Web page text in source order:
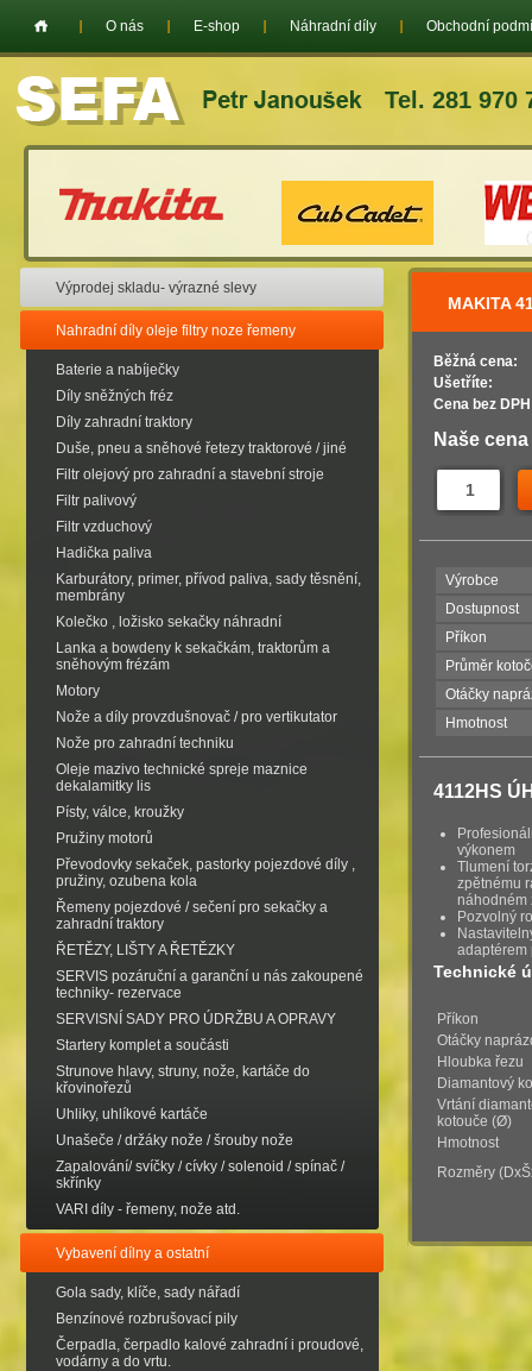
Tel. 281 970
O nás E-shop Náhradní díly Obchodní
Výprodej skladu- výrazné slevy
Nahradní díly oleje filtry noze řemeny
Baterie a nabíječky
Díly sněžných fréz
Díly zahradní traktory
Duše, pneu a sněhové řetezy traktorové / jiné
Filtr olejový pro zahradní a stavební stroje
Filtr palivový
Filtr vzduchový
Hadička paliva
Karburátory, primer, přívod paliva, sady těsnění,
membrány
Kolečko , ložisko sekačky náhradní
Lanka a bowdeny k sekačkám, traktorům a
sněhovým frézám
Motory
Nože a díly provzdušnovač / pro vertikutator
Nože pro zahradní techniku
Oleje mazivo technické spreje maznice
dekalamitky lis
Písty, válce, kroužky
Pružiny motorů
Převodovky sekaček, pastorky pojezdové díly ,
pružiny, ozubena kola
Řemeny pojezdové / sečení pro sekačky a
zahradní traktory
ŘETĚZY, LIŠTY A ŘETĚZKY
SERVIS pozáruční a garanční u nás zakoupené
techniky- rezervace
SERVISNÍ SADY PRO ÚDRŽBU A OPRAVY
Startery komplet a součásti
Strunove hlavy, struny, nože, kartáče do
křovinořezů
Uhliky, uhlíkové kartáče
Unašeče / držáky nože / šrouby nože
Zapalování/ svíčky / cívky / solenoid / spínač /
skřínky
VARI díly - řemeny, nože atd.
Vybavení dílny a ostatní
Gola sady, klíče, sady nářadí
Benzínové rozbrušovací pily
Čerpadla, čerpadlo kalové zahradní i proudové,
vodárny a do vrtu.
MAKITA
Běžná cena:
Ušetříte:
Cena bez
Naše
Výrobce
Dostupnost
Příkon
Průměr
Otáčky
Hmotnost
4112HS
výkonem
Tlumení
zpětnému
náhodném
Pozvolný
adaptérem
Technické
Příkon
Otáčky
Hloubka řezu
Diamantový
Vrtání
kotouče (Ø)
Hmotnost
Rozměry